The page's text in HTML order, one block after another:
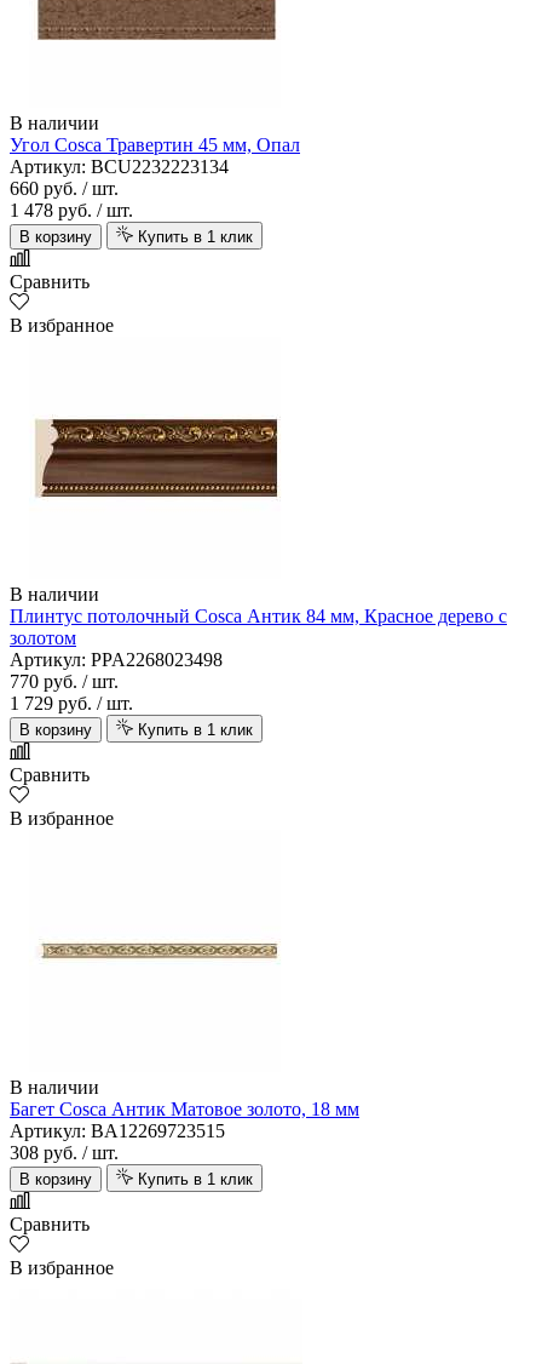
В наличии
Угол Cosca Травертин 45 мм, Опал
Артикул: BCU2232223134
660 руб. / шт.
1 478 руб. / шт.
В корзину Купить в 1 клик
Сравнить
В избранное
В наличии
Плинтус потолочный Cosca Антик 84 мм, Красное дерево с
золотом
Артикул: PPA2268023498
770 руб. / шт.
1 729 руб. / шт.
В корзину Купить в 1 клик
Сравнить
В избранное
В наличии
Багет Cosca Антик Матовое золото, 18 мм
Артикул: BA12269723515
308 руб. / шт.
В корзину Купить в 1 клик
Сравнить
В избранное